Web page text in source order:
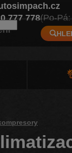
777 778(Po-